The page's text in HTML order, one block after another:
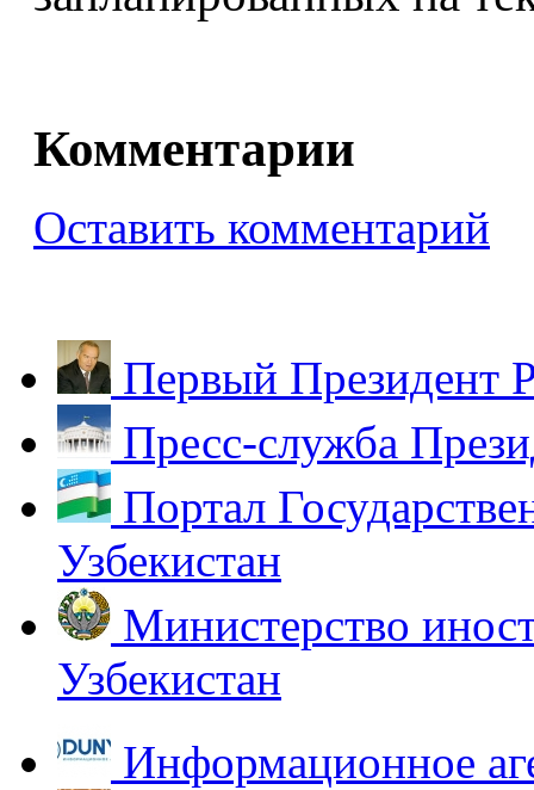
Комментарии
Оставить комментарий
Первый Президент
Пресс-служба
Портал
Узбекистан
Министерство
Узбекистан
Информационное